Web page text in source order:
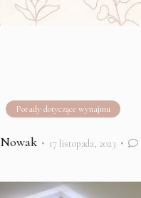
Porady dotyczące wynajmu
17 listopada, 2023